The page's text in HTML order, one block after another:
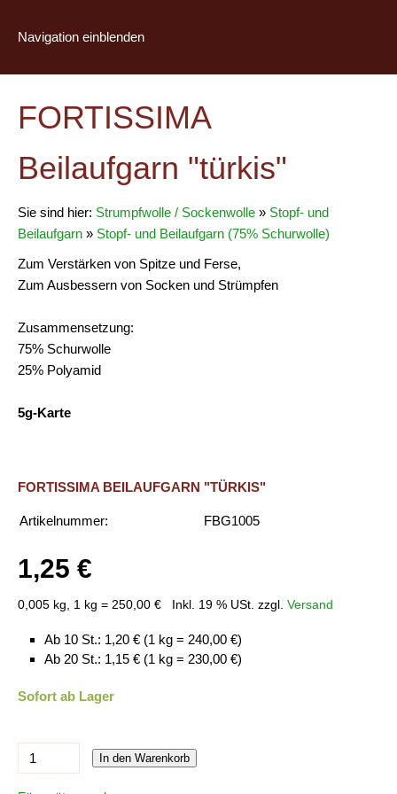
Navigation einblenden
FORTISSIMA
Beilaufgarn "türkis"
Sie sind hier: Strumpfwolle / Sockenwolle » Stopf- und
Beilaufgarn » Stopf- und Beilaufgarn (75% Schurwolle)
Zum Verstärken von Spitze und Ferse,
Zum Ausbessern von Socken und Strümpfen
Zusammensetzung:
75% Schurwolle
25% Polyamid
5g-Karte
FORTISSIMA BEILAUFGARN "TÜRKIS"
Artikelnummer: FBG1005
1,25 €
0,005 kg, 1 kg = 250,00 € Inkl. 19 % USt. zzgl. Versand
Ab 10 St.: 1,20 € (1 kg = 240,00 €)
Ab 20 St.: 1,15 € (1 kg = 230,00 €)
Sofort ab Lager
In den Warenkorb